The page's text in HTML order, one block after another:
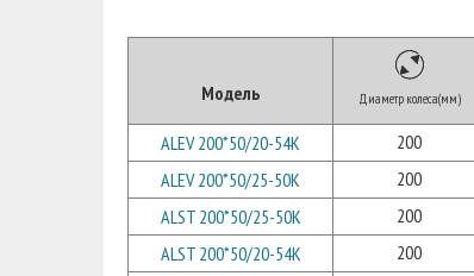
Модель Диаметр колеса(мм)
ALEV 200*50/20-54K 200
ALEV 200*50/25-50K
200
ALST 200*50/25-50K
200
ALST 200*50/20-54K
200